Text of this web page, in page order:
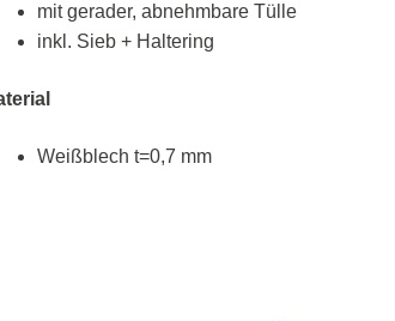
mit gerader, abnehmbare Tülle
inkl. Sieb + Haltering
Weißblech t=0,7 mm